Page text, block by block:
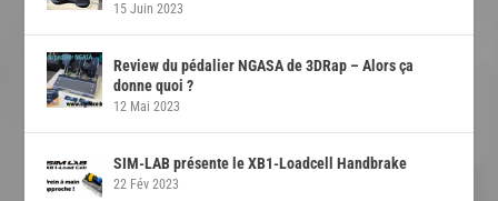
15 Juin 2023
Review du pédalier NGASA de 3DRap – Alors ça
donne quoi ?
12 Mai 2023
SIM-LAB présente le XB1-Loadcell Handbrake
22 Fév 2023